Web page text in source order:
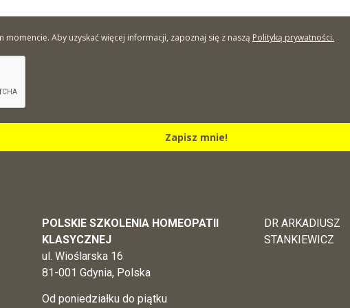
Aby uzyskać więcej informacji, zapoznaj się z naszą Polityką prywatności.
Zapisz mnie!
POLSKIE SZKOLENIA HOMEOPATII
KLASYCZNEJ
ul. Wioślarska 16
81-001 Gdynia, Polska
Od poniedziałku do piątku
DR ARKADIUSZ
STANKIEWICZ